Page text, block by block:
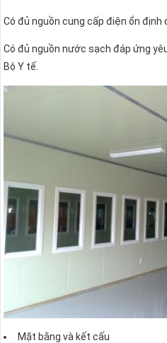
Có đủ nguồn cung cấp điện ổn định
Có đủ nguồn nước sạch đáp ứng
Bộ Y tế.
Mặt bằng và kết cấu